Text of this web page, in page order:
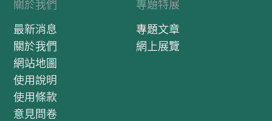
關於我們
最新消息
關於我們
網站地圖
使用說明
使用條款
意見問卷
專題特展
專題文章
網上展覽